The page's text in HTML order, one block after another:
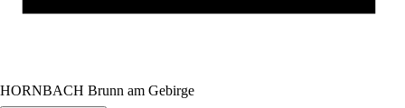
HORNBACH Brunn am Gebirge